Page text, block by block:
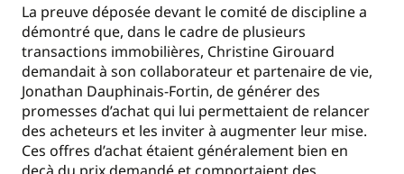
La preuve déposée devant le comité de discipline a
démontré que, dans le cadre de plusieurs
transactions immobilières, Christine Girouard
demandait à son collaborateur et partenaire de vie,
Jonathan Dauphinais-Fortin, de générer des
promesses d’achat qui lui permettaient de relancer
des acheteurs et les inviter à augmenter leur mise.
Ces offres d’achat étaient généralement bien en